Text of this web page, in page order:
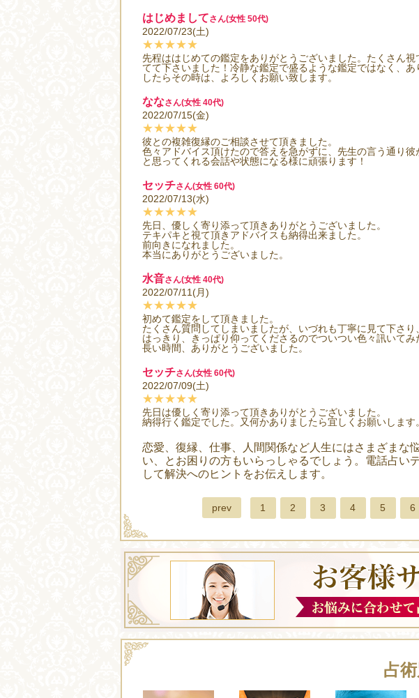
はじめましてさん(女性 50代)
2022/07/23(土)
★★★★★
先程ははじめての鑑定をありがとうございました。たくさん
てて下さいました！冷静な鑑定で盛るような鑑定ではなく、
したらその時は、よろしくお願い致します。
ななさん(女性 40代)
2022/07/15(金)
★★★★★
彼との複雑復縁のご相談させて頂きました。
色々アドバイス頂けたので答えを急がずに、先生の言う通り彼
と思ってくれる会話や状態になる様に頑張ります！
セッチさん(女性 60代)
2022/07/13(水)
★★★★★
先日、優しく寄り添って頂きありがとうございました。
テキパキと視て頂きアドバイスも納得出来ました。
前向きになれました。
本当にありがとうございました。
水音さん(女性 40代)
2022/07/11(月)
★★★★★
初めて鑑定をして頂きました。
たくさん質問してしまいましたが、いづれも丁寧に見て下さ
はっきり、きっぱり仰ってくださるのでついつい色々訊いてみ
長い時間、ありがとうございました。
セッチさん(女性 60代)
2022/07/09(土)
★★★★★
先日は優しく寄り添って頂きありがとうございました。
納得行く鑑定でした。又何かありましたら宜しくお願いします。
恋愛、復縁、仕事、人間関係など人生にはさまざまな
い、とお困りの方もいらっしゃるでしょう。電話占い
して解決へのヒントをお伝えします。
prev 1 2 3 4 5 6
占